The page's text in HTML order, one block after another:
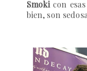
Smoki con
bien, son